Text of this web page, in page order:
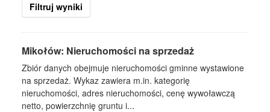
Filtruj wyniki
Mikołów: Nieruchomości na sprzedaż
Zbiór danych obejmuje nieruchomości gminne wystawione
na sprzedaż. Wykaz zawiera m.in. kategorię
nieruchomości, adres nieruchomości, cenę wywoławczą
netto, powierzchnię gruntu i...